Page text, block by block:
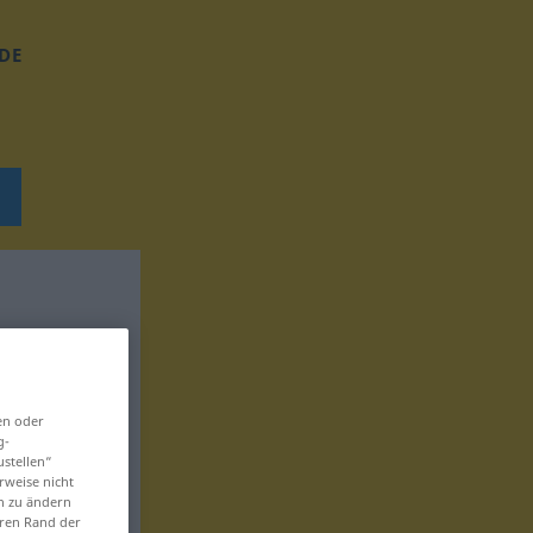
DE
oder
nicht
zu ändern
Rand der